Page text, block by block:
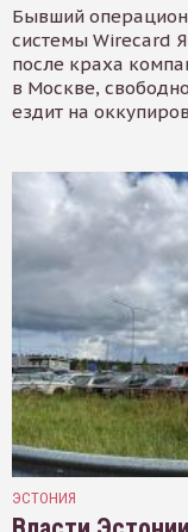
Бывший
системы Wirecard
после краха
в Москве,
ездит на
ЭСТОНИЯ